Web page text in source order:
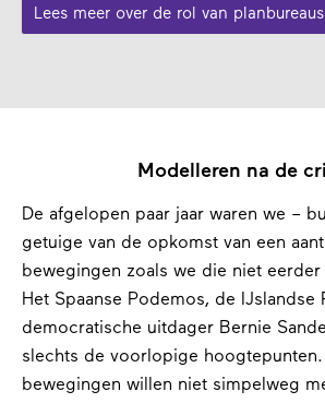
Lees meer over de rol van planbureaus
Modelleren na de
De afgelopen paar jaar waren we –
getuige van de opkomst van een
bewegingen zoals we die niet
Het Spaanse Podemos, de IJslandse
democratische uitdager Bernie
slechts de voorlopige hoogtepunten.
bewegingen willen niet simpelweg